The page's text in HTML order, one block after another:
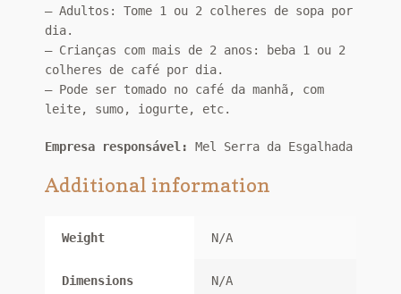
– Adultos: Tome 1 ou 2 colheres de sopa por
dia.
– Crianças com mais de 2 anos: beba 1 ou 2
colheres de café por dia.
– Pode ser tomado no café da manhã, com
leite, sumo, iogurte, etc.
Empresa responsável: Mel Serra da Esgalhada
Additional information
Weight N/A
Dimensions N/A